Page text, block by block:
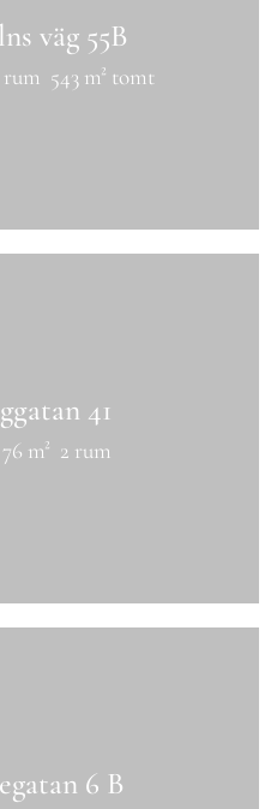
väg 55B
rum 543 m² tomt
41
76 m² 2 rum
6 B